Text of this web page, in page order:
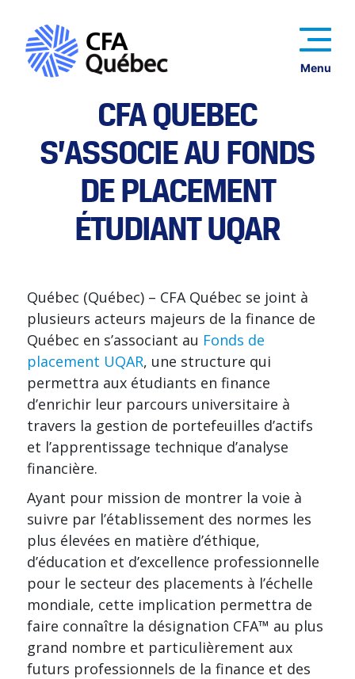
Menu
CFA QUÉBEC
S’ASSOCIE AU FONDS
DE PLACEMENT
ÉTUDIANT UQAR
Québec (Québec) – CFA Québec se joint à
plusieurs acteurs majeurs de la finance de
Québec en s’associant au Fonds de
placement UQAR, une structure qui
permettra aux étudiants en finance
d’enrichir leur parcours universitaire à
travers la gestion de portefeuilles d’actifs
et l’apprentissage technique d’analyse
financière.
Ayant pour mission de montrer la voie à
suivre par l’établissement des normes les
plus élevées en matière d’éthique,
d’éducation et d’excellence professionnelle
pour le secteur des placements à l’échelle
mondiale, cette implication permettra de
faire connaître la désignation CFA™ au plus
grand nombre et particulièrement aux
futurs professionnels de la finance et des